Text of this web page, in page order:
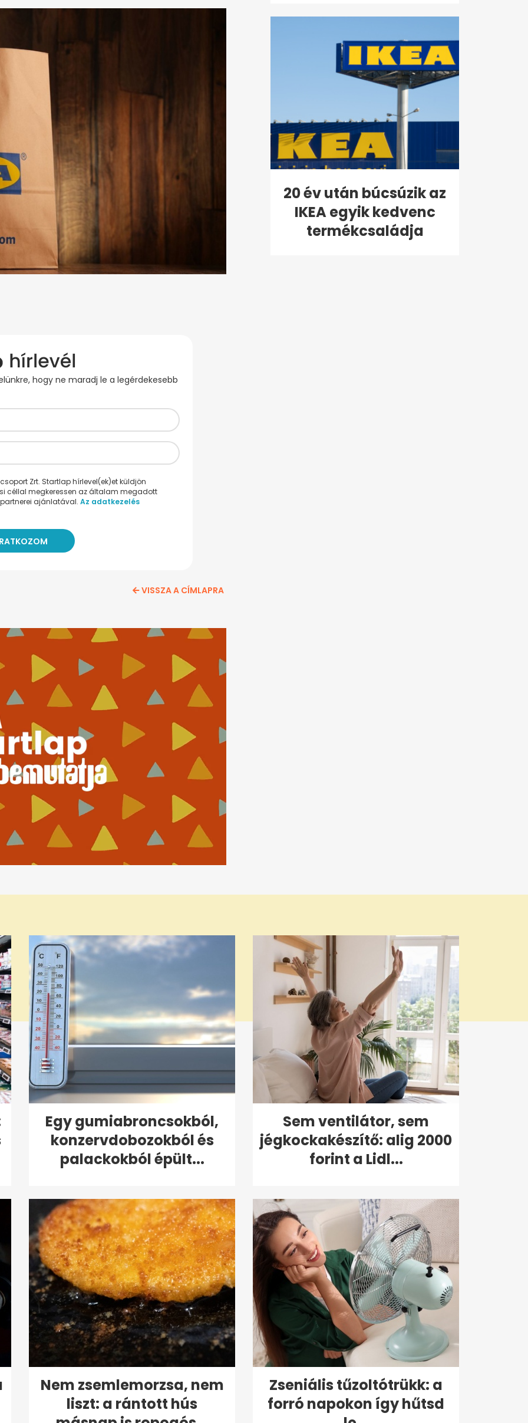
hogy ne maradj le a legérdekesebb
Zrt. Startlap hírlevel(ek)et küldjön
céllal megkeressen az általam megadott
ajánlatával. Az adatkezelés
VISSZA A CÍMLAPRA
20 év után búcsúzik az
IKEA egyik kedvenc
termékcsaládja
Egy gumiabroncsokból,
konzervdobozokból és
palackokból épült...
Sem ventilátor, sem
jégkockakészítő: alig 2000
forint a Lidl...
Nem zsemlemorzsa, nem
liszt: a rántott hús
Zseniális tűzoltótrükk: a
forró napokon így hűtsd